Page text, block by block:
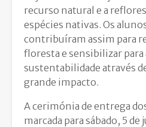
recurso natural e a
espécies nativas. Os
contribuíram assim para
floresta e sensibilizar para
sustentabilidade através
grande impacto.
A cerimónia de entrega
marcada para sábado, 5